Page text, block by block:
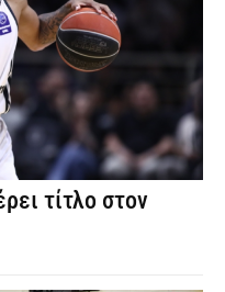
τίτλο στον